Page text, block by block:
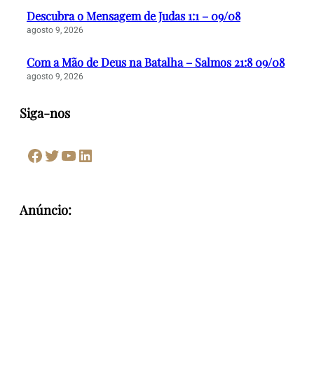
Descubra o Mensagem de Judas 1:1 – 09/08
agosto 9, 2026
Com a Mão de Deus na Batalha – Salmos 21:8 09/08
agosto 9, 2026
Siga-nos
Facebook Twitter Youtube LinkedIn
Anúncio: